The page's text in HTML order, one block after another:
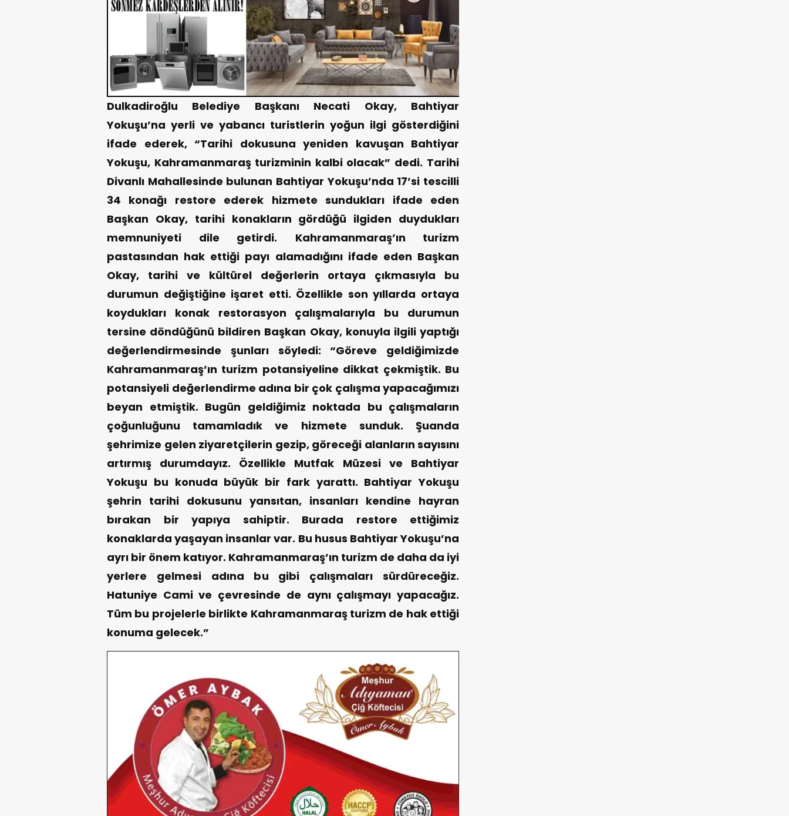
Dulkadiroğlu Belediye Başkanı Necati Okay, Bahtiyar
Yokuşu’na yerli ve yabancı turistlerin yoğun ilgi gösterdiğini
ifade ederek, “Tarihi dokusuna yeniden kavuşan Bahtiyar
Yokuşu, Kahramanmaraş turizminin kalbi olacak” dedi. Tarihi
Divanlı Mahallesinde bulunan Bahtiyar Yokuşu’nda 17’si tescilli
34 konağı restore ederek hizmete sundukları ifade eden
Başkan Okay, tarihi konakların gördüğü ilgiden duydukları
memnuniyeti dile getirdi.
Kahramanmaraş’ın turizm
pastasından hak ettiği payı alamadığını ifade eden Başkan
Okay, tarihi ve kültürel değerlerin ortaya çıkmasıyla bu
durumun değiştiğine işaret etti. Özellikle son yıllarda ortaya
koydukları konak restorasyon çalışmalarıyla bu durumun
tersine döndüğünü bildiren Başkan Okay, konuyla ilgili yaptığı
değerlendirmesinde şunları söyledi: “Göreve geldiğimizde
Kahramanmaraş’ın turizm potansiyeline dikkat çekmiştik. Bu
potansiyeli değerlendirme adına bir çok çalışma yapacağımızı
beyan etmiştik. Bugün geldiğimiz noktada bu çalışmaların
çoğunluğunu tamamladık ve hizmete sunduk. Şuanda
şehrimize gelen ziyaretçilerin gezip, göreceği alanların sayısını
artırmış durumdayız. Özellikle Mutfak Müzesi ve Bahtiyar
Yokuşu bu konuda büyük bir fark yarattı. Bahtiyar Yokuşu
şehrin tarihi dokusunu yansıtan, insanları kendine hayran
bırakan bir yapıya sahiptir. Burada restore ettiğimiz
konaklarda yaşayan insanlar var. Bu husus Bahtiyar Yokuşu’na
ayrı bir önem katıyor. Kahramanmaraş’ın turizm de daha da iyi
yerlere gelmesi adına bu gibi çalışmaları sürdüreceğiz.
Hatuniye Cami ve çevresinde de aynı çalışmayı yapacağız.
Tüm bu projelerle birlikte Kahramanmaraş turizm de hak ettiği
konuma gelecek.”